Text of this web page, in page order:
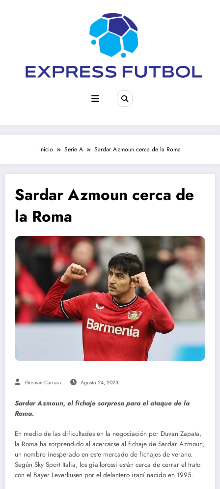
Inicio Serie A Sardar Azmoun cerca de la Roma
Sardar Azmoun cerca de
la Roma
Germán Carrara Agosto 24, 2023
Sardar Azmoun, el fichaje sorpresa para el ataque de la
Roma.
En medio de las dificultades en la negociación por Duvan Zapata,
la Roma ha sorprendido al acercarse al fichaje de Sardar Azmoun,
un nombre inesperado en este mercado de fichajes de verano.
Según Sky Sport Italia, los giallorossi están cerca de cerrar el trato
con el Bayer Leverkusen por el delantero iraní nacido en 1995.